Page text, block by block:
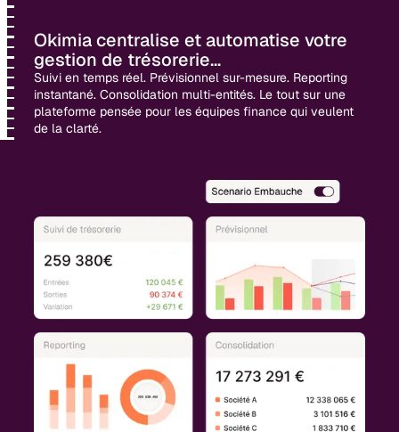
Okimia centralise et automatise votre
gestion de trésorerie...
Suivi en temps réel. Prévisionnel sur-mesure. Reporting
instantané. Consolidation multi-entités. Le tout sur une
plateforme pensée pour les équipes finance qui veulent
de la clarté.